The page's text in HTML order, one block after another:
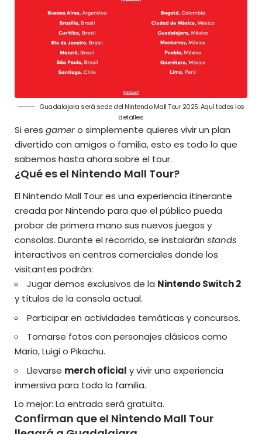
Guadalajara será sede del Nintendo Mall Tour 2025: Aquí todos los
detalles
Si eres gamero simplemente quieres vivir un plan
divertido con amigos o familia, esto es todo lo que
sabemos hasta ahora sobre el tour.
¿Qué es el Nintendo Mall Tour?
El Nintendo Mall Tour es una experiencia itinerante
creada por Nintendo para que el público pueda
probar de primera mano sus nuevos juegos y
consolas. Durante el recorrido, se instalarán stands
interactivos en centros comerciales donde los
visitantes podrán:
Jugar demos exclusivos de la Nintendo Switch 2
y títulos de la consola actual.
Participar en actividades temáticas y concursos.
Tomarse fotos con personajes clásicos como
Mario, Luigi o Pikachu.
Llevarse merch oficial y vivir una experiencia
inmersiva para toda la familia.
Lo mejor: La entrada será gratuita.
Confirman que el Nintendo Mall Tour